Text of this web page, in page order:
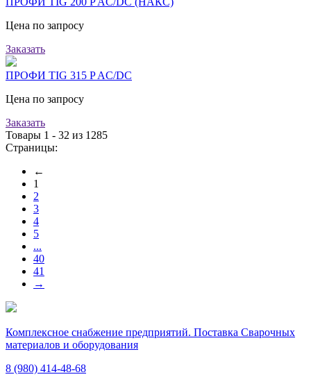
Цена по запросу
Заказать
ПРОФИ TIG 315 P AC/DC
Цена по запросу
Заказать
Товары 1 - 32 из 1285
Страницы:
←
1
2
3
4
5
...
40
41
→
Комплексное снабжение предприятий. Поставка Сварочных
материалов и оборудования
8 (980) 414-48-68